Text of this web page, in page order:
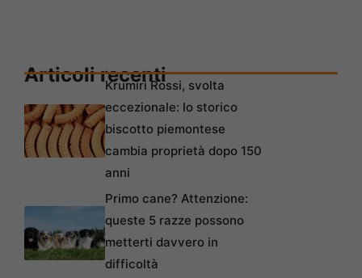
Articoli recentiKrumiri Rossi, svolta
eccezionale: lo storico
biscotto piemontese
cambia proprietà dopo 150
anni
Primo cane? Attenzione:
queste 5 razze possono
metterti davvero in
difficoltà